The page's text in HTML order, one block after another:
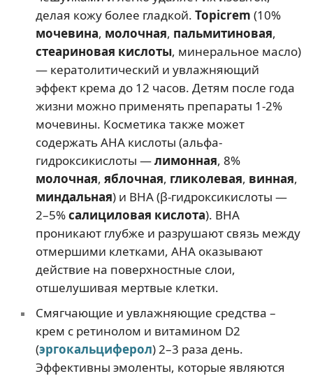
делая кожу более гладкой. Topicrem (10%
мочевина, молочная, пальмитиновая,
стеариновая кислоты, минеральное масло)
— кератолитический и увлажняющий
эффект крема до 12 часов. Детям после года
жизни можно применять препараты 1-2%
мочевины. Косметика также может
содержать AHA кислоты (альфа-
гидроксикислоты —лимонная, 8%
молочная, яблочная, гликолевая, винная,
миндальная) и BHA (β-гидроксикислоты —
2–5%салициловая кислота). BHA
проникают глубже и разрушают связь между
отмершими клетками, AHA оказывают
действие на поверхностные слои,
отшелушивая мертвые клетки.
Смягчающие и увлажняющие средства –
крем с ретинолом и витамином D2
(эргокальциферол) 2–3 раза день.
Эффективны эмоленты, которые являются